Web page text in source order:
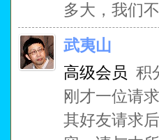
多大，我们
武夷山
高级会员 积
刚才一位请
其好友请求